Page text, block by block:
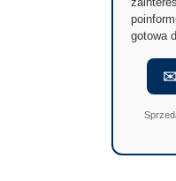
gotowa
✉️